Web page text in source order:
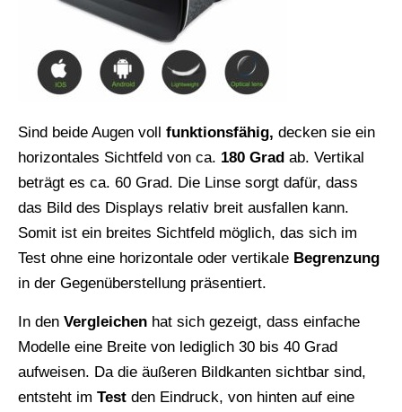
Sind beide Augen voll funktionsfähig, decken sie ein
horizontales Sichtfeld von ca. 180 Grad ab. Vertikal
beträgt es ca. 60 Grad. Die Linse sorgt dafür, dass
das Bild des Displays relativ breit ausfallen kann.
Somit ist ein breites Sichtfeld möglich, das sich im
Test ohne eine horizontale oder vertikale Begrenzung
in der Gegenüberstellung präsentiert.
In den Vergleichen hat sich gezeigt, dass einfache
Modelle eine Breite von lediglich 30 bis 40 Grad
aufweisen. Da die äußeren Bildkanten sichtbar sind,
entsteht im Test den Eindruck, von hinten auf eine